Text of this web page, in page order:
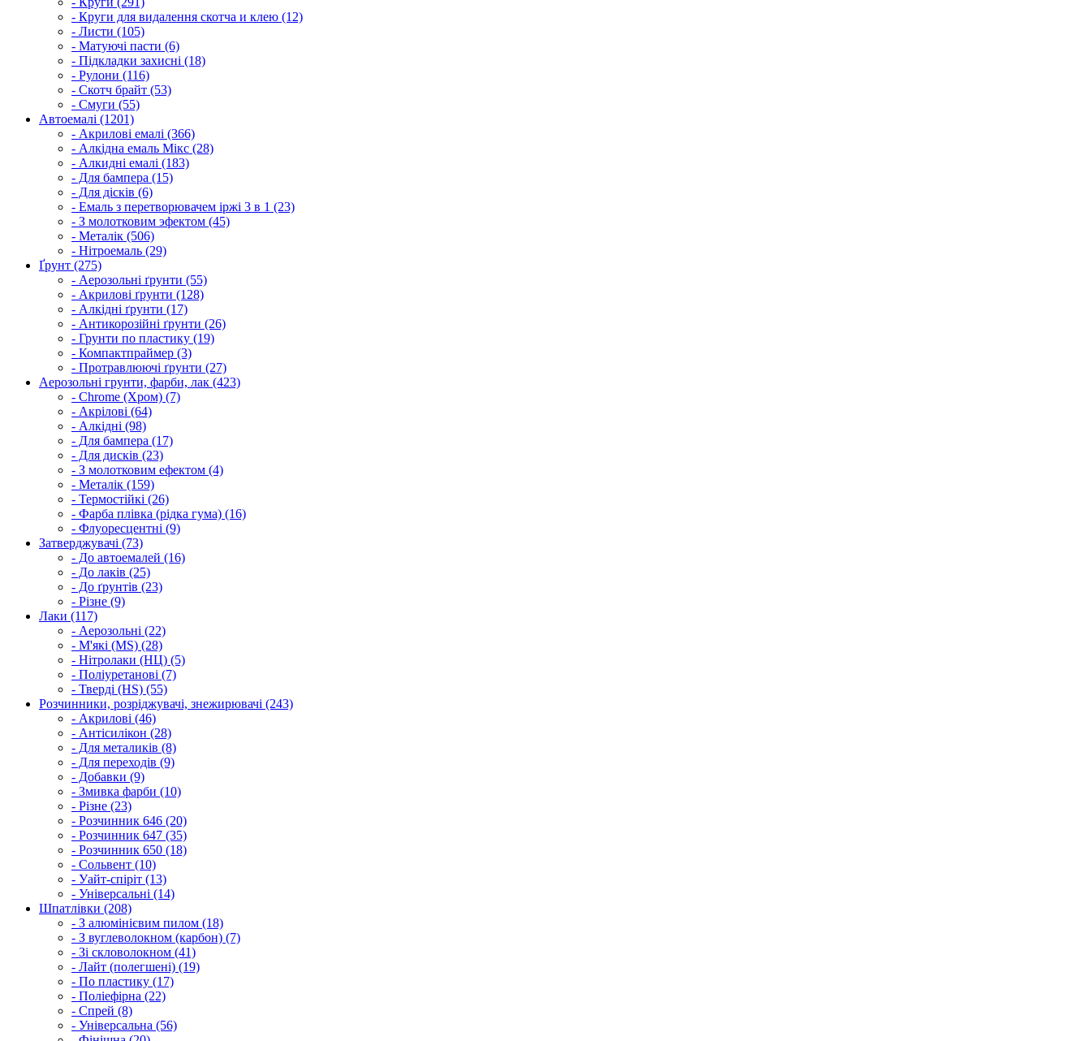
- Круги для видалення скотча и клею (12)
- Листи (105)
- Матуючі пасти (6)
- Підкладки захисні (18)
- Рулони (116)
- Скотч брайт (53)
- Смуги (55)
Автоемалі (1201)
- Акрилові емалі (366)
- Алкідна емаль Мікс (28)
- Алкидні емалі (183)
- Для бампера (15)
- Для дісків (6)
- Емаль з перетворювачем іржі 3 в 1 (23)
- З молотковим эфектом (45)
- Металік (506)
- Нітроемаль (29)
Ґрунт (275)
- Аерозольні ґрунти (55)
- Акрилові ґрунти (128)
- Алкідні ґрунти (17)
- Антикорозійні ґрунти (26)
- Грунти по пластику (19)
- Компактпраймер (3)
- Протравлюючі ґрунти (27)
Аерозольні грунти, фарби, лак (423)
- Chrome (Хром) (7)
- Акрілові (64)
- Алкідні (98)
- Для бампера (17)
- Для дисків (23)
- З молотковим ефектом (4)
- Металік (159)
- Термостійкі (26)
- Фарба плівка (рідка гума) (16)
- Флуоресцентні (9)
Затверджувачі (73)
- До автоемалей (16)
- До лаків (25)
- До ґрунтів (23)
- Різне (9)
Лаки (117)
- Аерозольні (22)
- М'які (MS) (28)
- Нітролаки (НЦ) (5)
- Поліуретанові (7)
- Тверді (HS) (55)
Розчинники, розріджувачі, знежирювачі (243)
- Акрилові (46)
- Антісилікон (28)
- Для металиків (8)
- Для переходів (9)
- Добавки (9)
- Змивка фарби (10)
- Різне (23)
- Розчинник 646 (20)
- Розчинник 647 (35)
- Розчинник 650 (18)
- Сольвент (10)
- Уайт-спіріт (13)
- Універсальні (14)
Шпатлівки (208)
- З алюмінієвим пилом (18)
- З вуглеволокном (карбон) (7)
- Зі скловолокном (41)
- Лайт (полегшені) (19)
- По пластику (17)
- Поліефірна (22)
- Спрей (8)
- Універсальна (56)